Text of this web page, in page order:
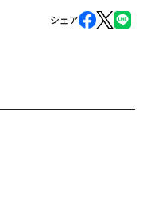
シェア